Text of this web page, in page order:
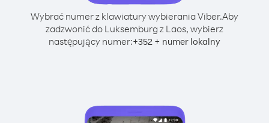
Wybrać numer z klawiatury wybierania Viber.Aby
zadzwonić do Luksemburg z Laos, wybierz
następujący numer:+352 + numer lokalny